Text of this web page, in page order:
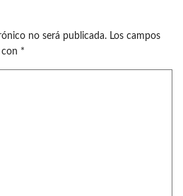
no será publicada. Los campos
*